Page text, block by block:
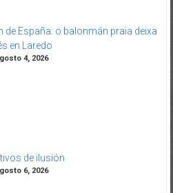
de España: o balonmán praia deixa
en Laredo
4, 2026
de ilusión
6, 2026